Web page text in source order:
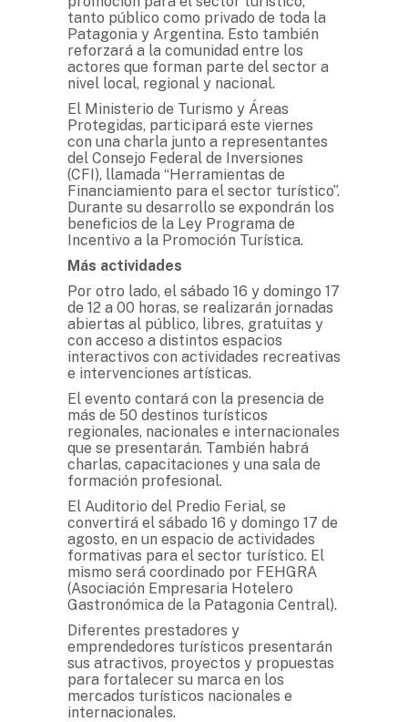
tanto público como privado de toda la
Patagonia y Argentina. Esto también
reforzará a la comunidad entre los
actores que forman parte del sector a
nivel local, regional y nacional.
El Ministerio de Turismo y Áreas
Protegidas, participará este viernes
con una charla junto a representantes
del Consejo Federal de Inversiones
(CFI), llamada “Herramientas de
Financiamiento para el sector turístico”.
Durante su desarrollo se expondrán los
beneficios de la Ley Programa de
Incentivo a la Promoción Turística.
Más actividades
Por otro lado, el sábado 16 y domingo 17
de 12 a 00 horas, se realizarán jornadas
abiertas al público, libres, gratuitas y
con acceso a distintos espacios
interactivos con actividades recreativas
e intervenciones artísticas.
El evento contará con la presencia de
más de 50 destinos turísticos
regionales, nacionales e internacionales
que se presentarán. También habrá
charlas, capacitaciones y una sala de
formación profesional.
El Auditorio del Predio Ferial, se
convertirá el sábado 16 y domingo 17 de
agosto, en un espacio de actividades
formativas para el sector turístico. El
mismo será coordinado por FEHGRA
(Asociación Empresaria Hotelero
Gastronómica de la Patagonia Central).
Diferentes prestadores y
emprendedores turísticos presentarán
sus atractivos, proyectos y propuestas
para fortalecer su marca en los
mercados turísticos nacionales e
internacionales.